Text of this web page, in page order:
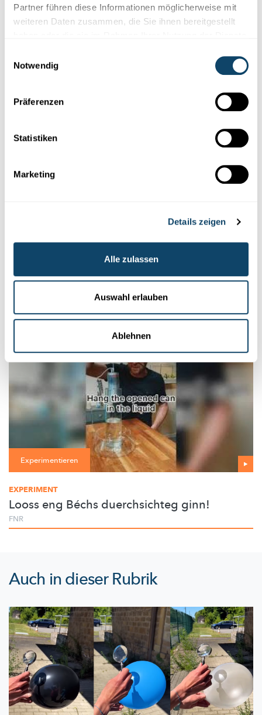
Partner führen diese Informationen möglicherweise mit
weiteren Daten zusammen, die Sie ihnen bereitgestellt
Notwendig
Präferenzen
Statistiken
Marketing
Details zeigen
Alle zulassen
Auswahl erlauben
Ablehnen
Bau e Schnéimännchen ouni Schnéi – a looss
e schmëlzen
Kleeder eraus?
Munch Flecke verschwannen einfach an der
Anerer si vill méi haartnäckeg an nees anerer ginn iwwerhaapt
Experimentieren
EXPERIMENT
Looss eng Béchs duerchsichteg ginn!
FNR
Auch in dieser Rubrik